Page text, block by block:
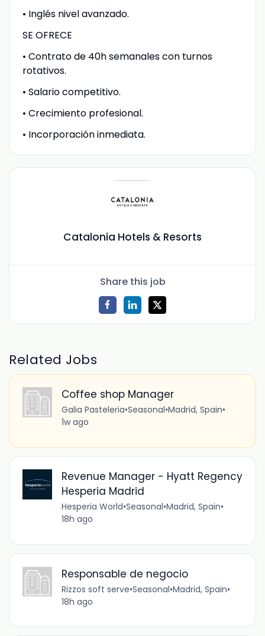
• Inglés nivel avanzado.
SE OFRECE
• Contrato de 40h semanales con turnos
rotativos.
• Salario competitivo.
• Crecimiento profesional.
• Incorporación inmediata.
Catalonia Hotels & Resorts
Share this job
Related Jobs
Coffee shop Manager
Galia Pasteleria•Seasonal•Madrid, Spain•
1w ago
Revenue Manager - Hyatt Regency
Hesperia Madrid
Hesperia World•Seasonal•Madrid, Spain•
18h ago
Responsable de negocio
Rizzos soft serve•Seasonal•Madrid, Spain•
18h ago